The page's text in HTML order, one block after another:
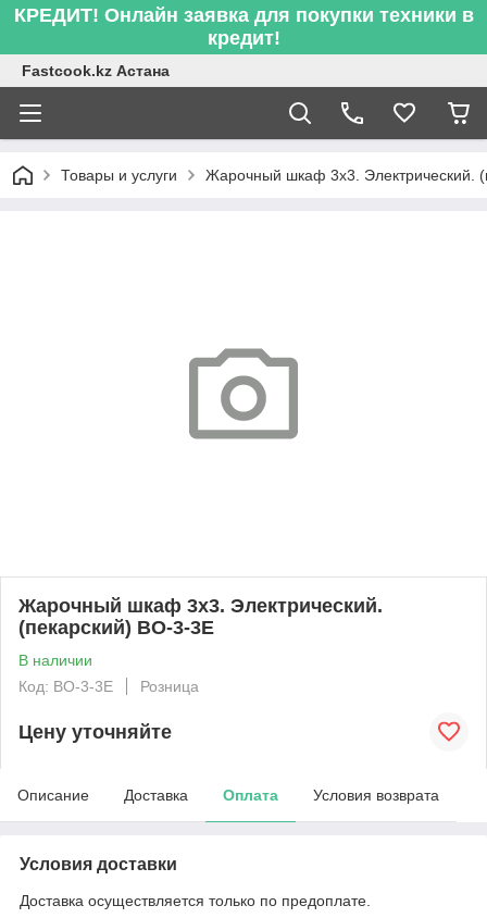
КРЕДИТ! Онлайн заявка для покупки техники в
кредит!
Fastcook.kz Астана
Товары и услуги Жарочный шкаф 3х3. Электрический.
Жарочный шкаф 3х3. Электрический.
(пекарский) BO-3-3E
В наличии
Код: BO-3-3E
Розница
Цену уточняйте
Описание Доставка Оплата Условия возврата
Условия доставки
Доставка осуществляется только по предоплате.